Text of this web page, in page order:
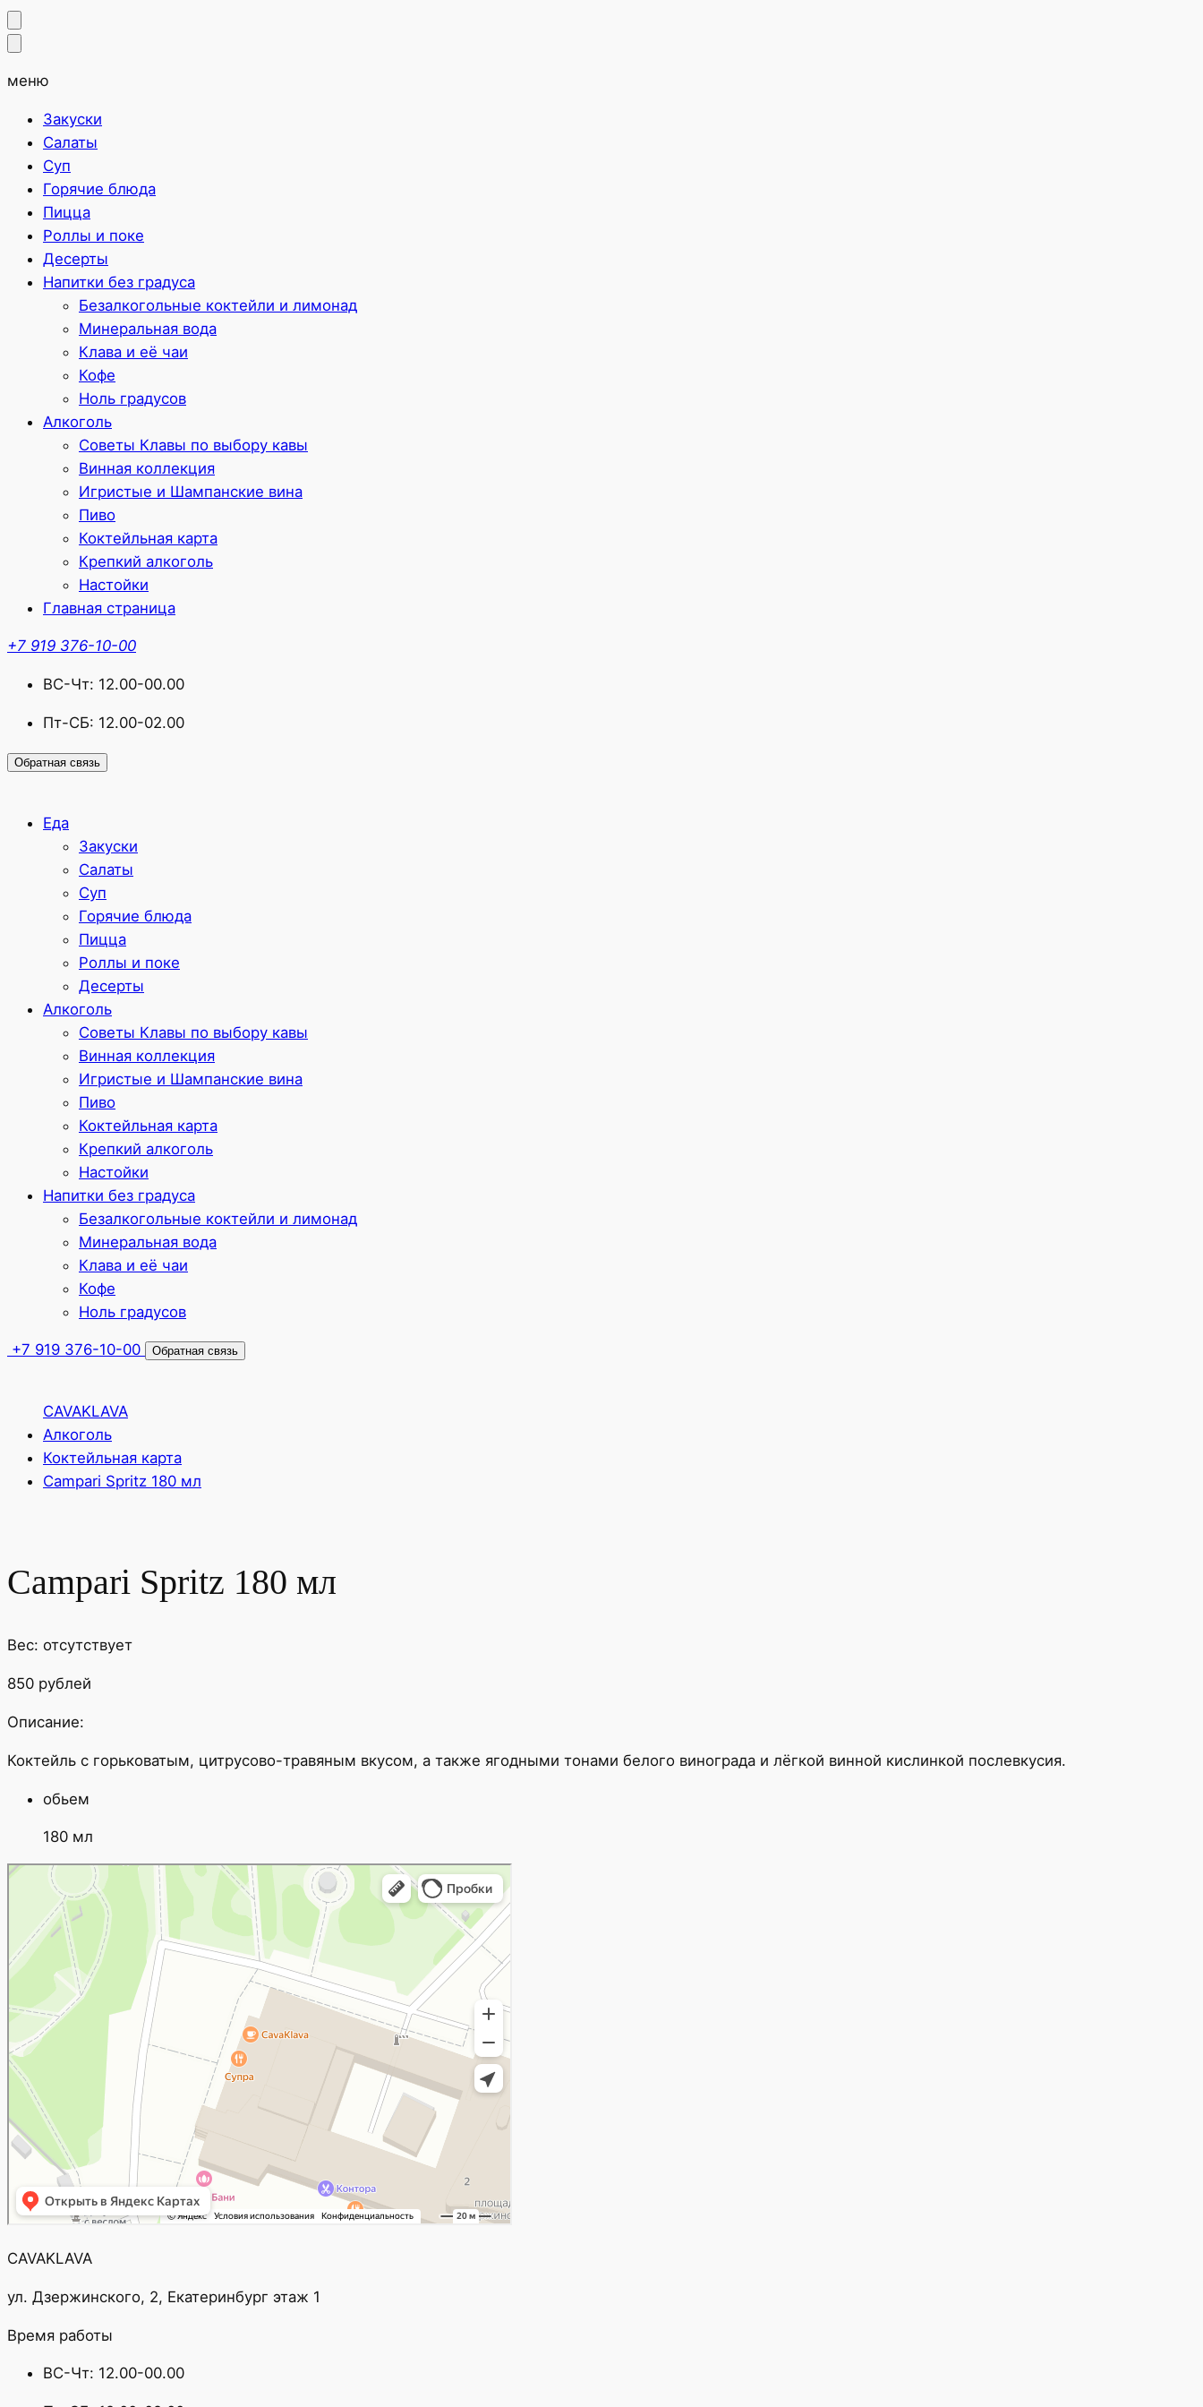
меню
Закуски
Салаты
Суп
Горячие блюда
Пицца
Роллы и поке
Десерты
Напитки без градуса
Безалкогольные коктейли и лимонад
Минеральная вода
Клава и её чаи
Кофе
Ноль градусов
Алкоголь
Советы Клавы по выбору кавы
Винная коллекция
Игристые и Шампанские вина
Пиво
Коктейльная карта
Крепкий алкоголь
Настойки
Главная страница
+7 919 376-10-00
ВС-Чт: 12.00-00.00
Пт-СБ: 12.00-02.00
Обратная связь
Еда
Закуски
Салаты
Суп
Горячие блюда
Пицца
Роллы и поке
Десерты
Алкоголь
Советы Клавы по выбору кавы
Винная коллекция
Игристые и Шампанские вина
Пиво
Коктейльная карта
Крепкий алкоголь
Настойки
Напитки без градуса
Безалкогольные коктейли и лимонад
Минеральная вода
Клава и её чаи
Кофе
Ноль градусов
+7 919 376-10-00 Обратная связь
CAVAKLAVA
Алкоголь
Коктейльная карта
Campari Spritz 180 мл
Campari Spritz 180 мл
Вес: отсутствует
850 рублей
Описание:
Коктейль с горьковатым, цитрусово-травяным вкусом, а также ягодными тонами белого винограда и лёгкой винной кислинкой послевкусия.
обьем
180 мл
CAVAKLAVA
ул. Дзержинского, 2, Екатеринбург этаж 1
Время работы
ВС-Чт: 12.00-00.00